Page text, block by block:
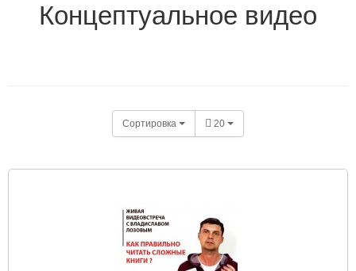
Концептуальное видео
Сортировка 20